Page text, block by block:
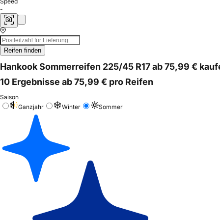
-
Reifen finden
Hankook Sommerreifen 225/45 R17 ab 75,99 €
10 Ergebnisse ab 75,99 € pro Reifen
Saison
Ganzjahr
Winter Sommer